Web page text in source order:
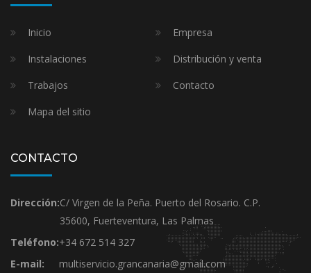
Inicio
Empresa
Instalaciones
Distribución y venta
Trabajos
Contacto
Mapa del sitio
CONTACTO
Dirección:C/ Virgen de la Peña. Puerto del Rosario. C.P.
35600, Fuerteventura, Las Palmas
Teléfono:+34 672 514 327
E-mail:
multiservicio.grancanaria@gmail.com